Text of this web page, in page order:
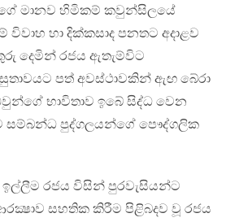
මානව හිමිකම් කවුන්සිලයේ
විවාහ හා දික්කසාද පනතට අදාළව
දෙමින් රජය ඇතැම්විට
පත් අවස්ථාවකින් ඇඟ බේරා
භාවිතාව ඉබේ සිද්ධ වෙන
සම්බන්ධ පුද්ගලයන්ගේ පෞද්ගලික
රජය විසින් පුරවැසියන්ට
සහතික කිරීම පිළිබදව වූ රජය